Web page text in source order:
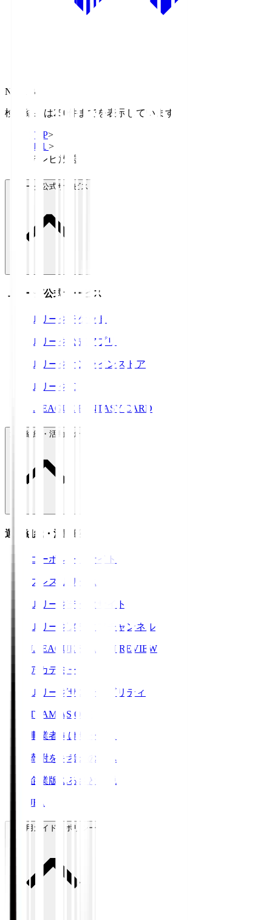
NHK BS
検索結果は250件までを表示しています
TOP>
Ｊ１ >
テレビ放送
Ｊリーグ公式サービス
Ｊリーグ公式サービス
Ｊリーグチケット
Ｊリーグ公式アプリ
Ｊリーグオンラインストア
ＪリーグID
J.LEAGUE FANTASY CARD
運営組織・活動紹介
運営組織・活動紹介
コーポレートサイト
プレスリリース
Ｊリーグデータサイト
Ｊリーグメディアチャンネル
J.LEAGUE SEASON REVIEW
アカデミー
Ｊリーグサステナビリティ
TEAM AS ONE
事業者向けサービス
寄附をお考えの方へ
企業版ふるさと納税
JFA
ご利用ガイド・ポリシー